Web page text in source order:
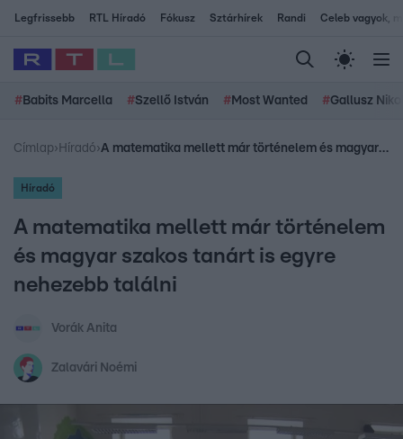
Legfrissebb RTL Híradó Fókusz Sztárhírek Randi Celeb vagyok,
# Babits Marcella #Szellő István # Most Wanted #Gallusz
Címlap› Híradó› A matematika mellett már történelem és magyar szakos tanárt is egyre nehezebb találni
Híradó
A matematika mellett már történelem
és magyar szakos tanárt is egyre
nehezebb találni
Vorák Anita
Zalavári Noémi